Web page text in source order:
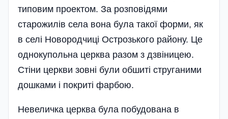
типовим проектом. За розповідями
старожилів села вона була такої форми, як
в селі Новородчиці Острозького району. Це
однокупольна церква разом з дзвіницею.
Стіни церкви зовні були обшиті струганими
дошками і покриті фарбою.
Невеличка церква була побудована в